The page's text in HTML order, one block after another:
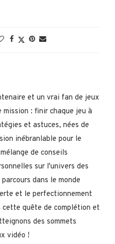
et un vrai fan de jeux
mission : finir chaque jeu à
et astuces, nées de
inébranlable pour le
de conseils
sur l'univers des
dans le monde
et le perfectionnement
cette quête de complétion et
des sommets
vidéo !